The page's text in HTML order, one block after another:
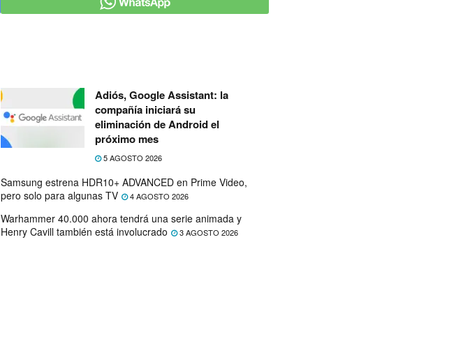
Adiós, Google Assistant: la
compañía iniciará su
eliminación de Android el
próximo mes
5 AGOSTO 2026
Samsung estrena HDR10+ ADVANCED en Prime Video,
pero solo para algunas TV
4 AGOSTO 2026
Warhammer 40.000 ahora tendrá una serie animada y
Henry Cavill también está involucrado
3 AGOSTO 2026